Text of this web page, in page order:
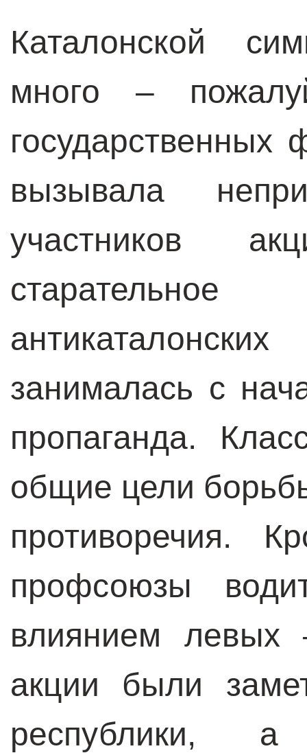
Каталонской
много –
вызывала
участников
занималась с
пропаганда.
общие цели
противоречия.
профсоюзы
влиянием левых
акции были
республики,